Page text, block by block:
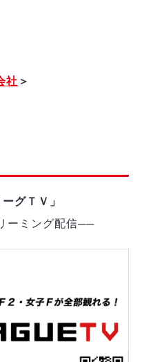
社 ＞
グＴＶ」
ーミング配信──